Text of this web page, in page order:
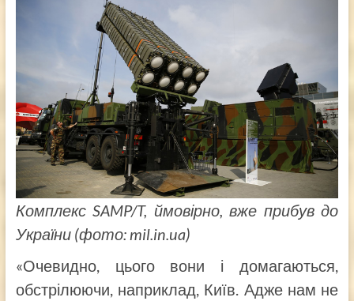
Комплекс SAMP/T, ймовірно, вже прибув до
України (фото: mil.in.ua)
«Очевидно, цього вони і домагаються,
обстрілюючи, наприклад, Київ. Адже нам не